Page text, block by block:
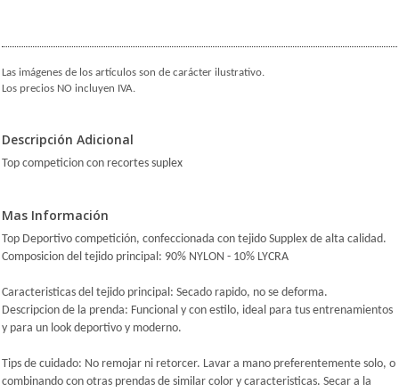
Las imágenes de los artículos son de carácter ilustrativo.
Los precios NO incluyen IVA.
Descripción Adicional
Top competicion con recortes suplex
Mas Información
Top Deportivo competición, confeccionada con tejido Supplex de alta calidad.
Composicion del tejido principal: 90% NYLON - 10% LYCRA
Caracteristicas del tejido principal: Secado rapido, no se deforma.
Descripcion de la prenda: Funcional y con estilo, ideal para tus entrenamientos
y para un look deportivo y moderno.
Tips de cuidado: No remojar ni retorcer. Lavar a mano preferentemente solo, o
combinando con otras prendas de similar color y caracteristicas. Secar a la